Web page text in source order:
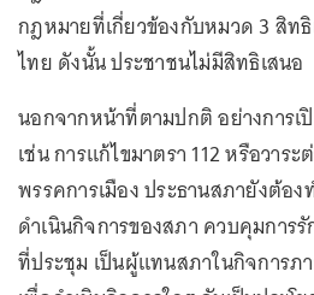
กฎหมายที่เกี่ยวข้องกับหมวด 3 สิท
ไทย ดังนั้น ประชาชนไม่มีสิทธิเสนอ
นอกจากหน้าที่ตามปกติ อย่างการเ
เช่น การแก้ไขมาตรา 112 หรือวาร
พรรคการเมือง ประธานสภายังต้อ
ดำเนินกิจการของสภา ควบคุมการ
ที่ประชุม เป็นผู้แทนสภาในกิจการภ